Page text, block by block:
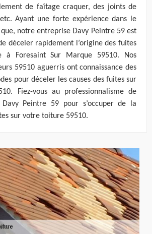
de faîtage craquer, des joints de
Ayant une forte expérience dans le
notre entreprise Davy Peintre 59 est
déceler rapidement l’origine des fuites
à Foresaint Sur Marque 59510. Nos
59510 aguerris ont connaissance des
pour déceler les causes des fuites sur
Fiez-vous au professionnalisme de
Peintre 59 pour s’occuper de la
sur votre toiture 59510.